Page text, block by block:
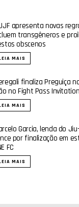
apresenta novas
transgêneros e
obscenos
MAIS
finaliza Preguiça
no Fight Pass
MAIS
Garcia, lenda do
por finalização em
FC
MAIS